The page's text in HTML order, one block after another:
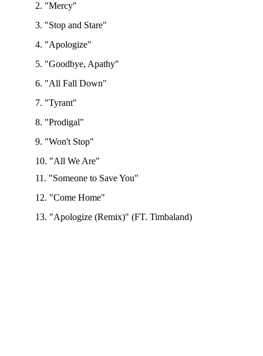
2. "Mercy"
3. "Stop and Stare"
4. "Apologize"
5. "Goodbye, Apathy"
6. "All Fall Down"
7. "Tyrant"
8. "Prodigal"
9. "Won't Stop"
10. "All We Are"
11. "Someone to Save You"
12. "Come Home"
13. "Apologize (Remix)" (FT. Timbaland)